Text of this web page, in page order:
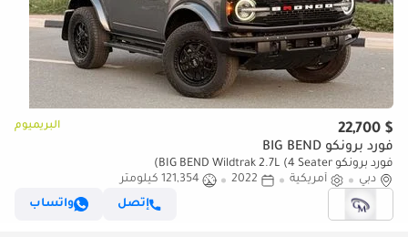
$ 22,700 البريميوم
فورد برونكو BIG BEND
فورد برونكو BIG BEND Wildtrak 2.7L (4 Seater)
دبي
أمريكية 2022
121,354 كيلومتر
إتصل
واتساب